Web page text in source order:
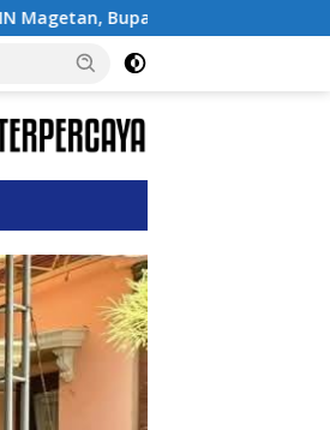
Perkuat Layanan Hukum